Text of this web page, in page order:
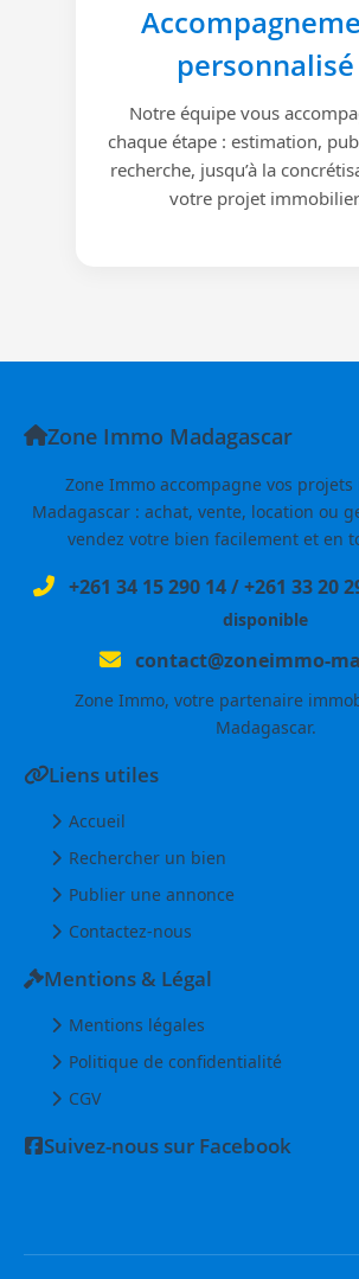
personnalisé
Notre équipe vous
chaque étape : estimation,
recherche, jusqu’à la
votre projet
Zone Immo Madagascar
Zone Immo accompagne vos
Madagascar : achat, vente, location ou
vendez votre bien facilement et en
+261 34 15 290 14/+261 33 20
disponible
contact@zoneimmo-
Zone Immo, votre partenaire
Madagascar.
Liens utiles
Accueil
Rechercher un bien
Publier une annonce
Contactez-nous
Mentions & Légal
Mentions légales
Politique de confidentialité
CGV
Suivez-nous sur Facebook